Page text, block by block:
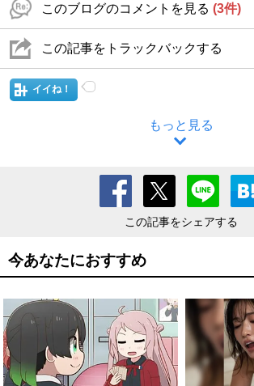
このブログのコメントを見る (3件)
この記事をトラックバックする
イイね！
もっと見る
この記事をシェアする
今あなたにおすすめ